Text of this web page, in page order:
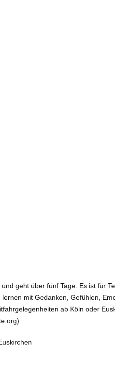
geht über fünf Tage. Es ist für
mit Gedanken, Gefühlen,
ab Köln oder